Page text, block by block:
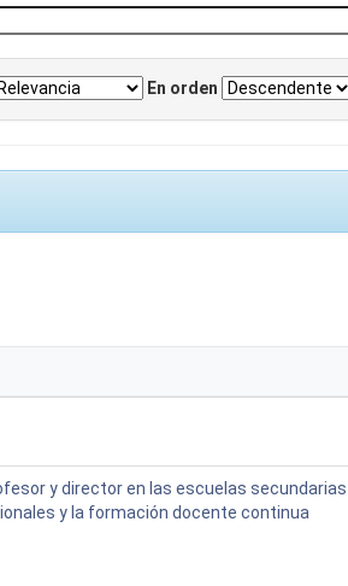
En orden
y director en las escuelas
y la formación docente continua